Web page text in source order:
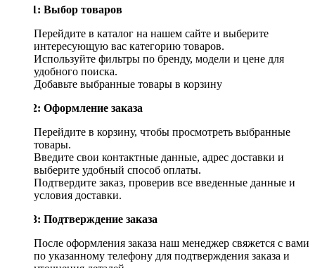
Шаг 1: Выбор товаров
Перейдите в каталог на нашем сайте и выберите
интересующую вас категорию товаров.
Используйте фильтры по бренду, модели и цене для
удобного поиска.
Добавьте выбранные товары в корзину
Шаг 2: Оформление заказа
Перейдите в корзину, чтобы просмотреть выбранные
товары.
Введите свои контактные данные, адрес доставки и
выберите удобный способ оплаты.
Подтвердите заказ, проверив все введенные данные и
условия доставки.
Шаг 3: Подтверждение заказа
После оформления заказа наш менеджер свяжется с вами
по указанному телефону для подтверждения заказа и